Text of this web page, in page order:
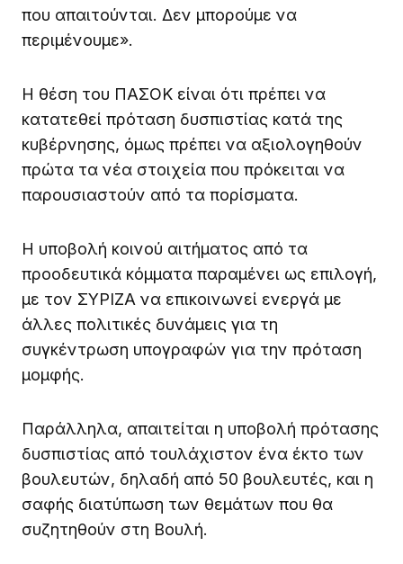
που απαιτούνται. Δεν μπορούμε να
περιμένουμε».
Η θέση του ΠΑΣΟΚ είναι ότι πρέπει να
κατατεθεί πρόταση δυσπιστίας κατά της
κυβέρνησης, όμως πρέπει να αξιολογηθούν
πρώτα τα νέα στοιχεία που πρόκειται να
παρουσιαστούν από τα πορίσματα.
Η υποβολή κοινού αιτήματος από τα
προοδευτικά κόμματα παραμένει ως επιλογή,
με τον ΣΥΡΙΖΑ να επικοινωνεί ενεργά με
άλλες πολιτικές δυνάμεις για τη
συγκέντρωση υπογραφών για την πρόταση
μομφής.
Παράλληλα, απαιτείται η υποβολή πρότασης
δυσπιστίας από τουλάχιστον ένα έκτο των
βουλευτών, δηλαδή από 50 βουλευτές, και η
σαφής διατύπωση των θεμάτων που θα
συζητηθούν στη Βουλή.